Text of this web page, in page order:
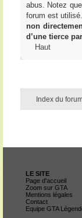
abus. Notez
forum est
non
d’une tierce
Haut
Index du
LE SITE
Page d'accueil
Zoom sur GTA
Mentions légales
Contact
Equipe GTA